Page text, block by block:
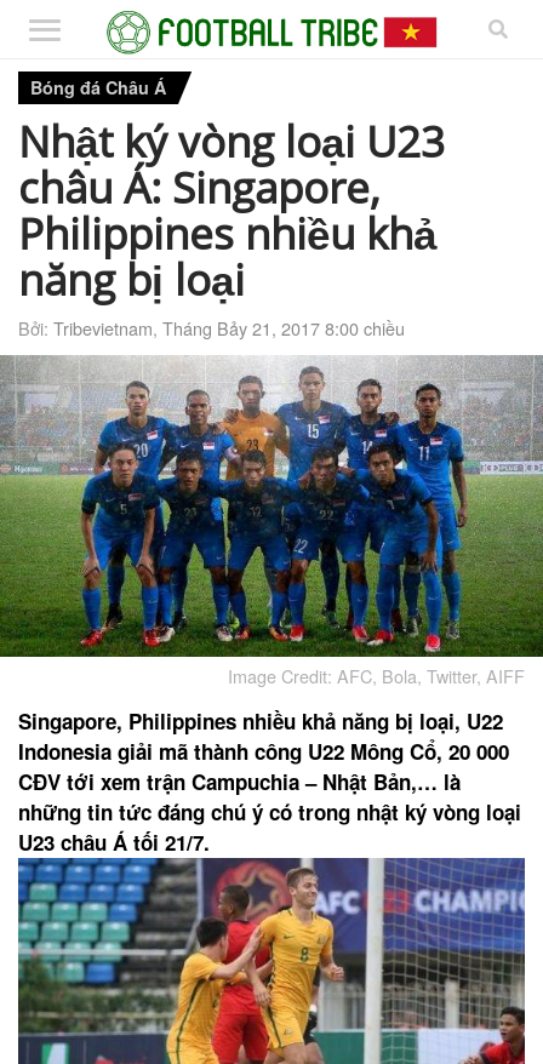
Bóng đá Châu Á
Nhật ký vòng loại U23
châu Á: Singapore,
Philippines nhiều khả
năng bị loại
Bởi: Tribevietnam, Tháng Bảy 21, 2017 8:00 chiều
Image Credit: AFC, Bola, Twitter, AIFF
Singapore, Philippines nhiều khả năng bị loại, U22
Indonesia giải mã thành công U22 Mông Cổ, 20 000
CĐV tới xem trận Campuchia – Nhật Bản,… là
những tin tức đáng chú ý có trong nhật ký vòng loại
U23 châu Á tối 21/7.